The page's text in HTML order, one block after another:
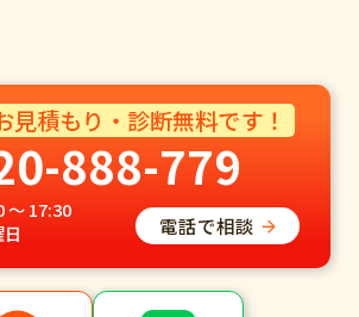
見積もり・診断無料です！
888-779
～ 17:30
電話で相談